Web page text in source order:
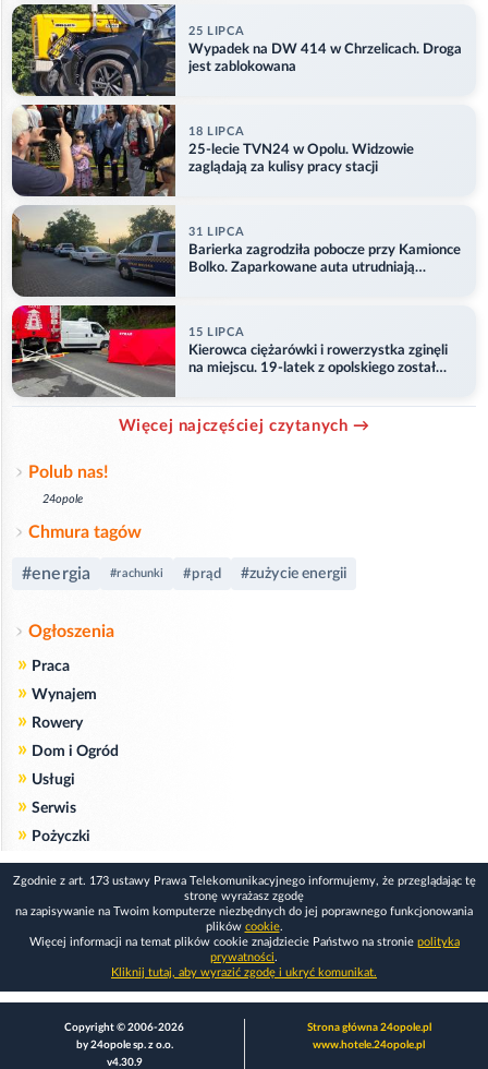
25 LIPCA
Wypadek na DW 414 w Chrzelicach. Droga
jest zablokowana
18 LIPCA
25-lecie TVN24 w Opolu. Widzowie
zaglądają za kulisy pracy stacji
31 LIPCA
Barierka zagrodziła pobocze przy Kamionce
Bolko. Zaparkowane auta utrudniają
15 LIPCA
Kierowca ciężarówki i rowerzystka zginęli
na miejscu. 19-latek z opolskiego został
Więcej najczęściej czytanych →
Polub nas!
24opole
Chmura tagów
#energia #rachunki #prąd #zużycie energii
Ogłoszenia
» Praca
» Wynajem
» Rowery
» Dom i Ogród
» Usługi
» Serwis
» Pożyczki
Zgodnie z art. 173 ustawy Prawa Telekomunikacyjnego informujemy, że przeglądając tę
stronę wyrażasz zgodę
na zapisywanie na Twoim komputerze niezbędnych do jej poprawnego funkcjonowania
plików cookie.
Więcej informacji na temat plików cookie znajdziecie Państwo na stronie polityka
prywatności.
Kliknij tutaj, aby wyrazić zgodę i ukryć komunikat.
Copyright © 2006-2026
by 24opole sp. z o.o.
v4.30.9
Strona główna 24opole.pl
www.hotele.24opole.pl